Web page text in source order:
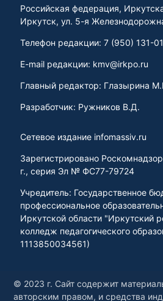
Российская федерация,
Иркутск, ул. 5-я
Телефон редакции: 7 (950) 131-
E-mail редакции: kmv@irkpo.ru
Главный редактор: Глазырина
Разработчик: Ружников В.Д.
Сетевое издание infomassiv.ru
Зарегистрировано
г., серия Эл № ФС77-79724
Учредитель: Государственное
профессиональное
Иркутской области "Иркутский
колледж педагогического
1113850034561)
© 2023 г. Сайт содержит
авторским правом, и средства